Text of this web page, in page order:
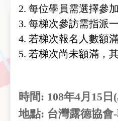
2. 每位學員需選擇參
3. 每梯次參訪需指派
4. 若梯次報名人數額
5. 若梯次尚未額滿，
時間: 108年4月15日
地點: 台灣露德協會